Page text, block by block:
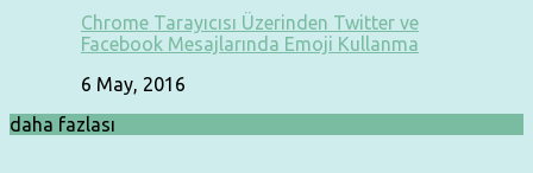
Chrome Tarayıcısı Üzerinden Twitter ve
Facebook Mesajlarında Emoji Kullanma
6 May, 2016
daha fazlası